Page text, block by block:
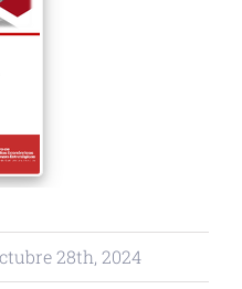
28th, 2024